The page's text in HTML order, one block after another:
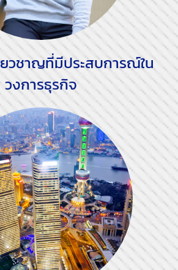
วชาญที่มีประสบการณ์ใน
วงการธุรกิจ